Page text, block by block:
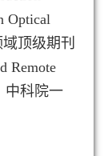
Optical
顶级期刊
Remote
中科院一